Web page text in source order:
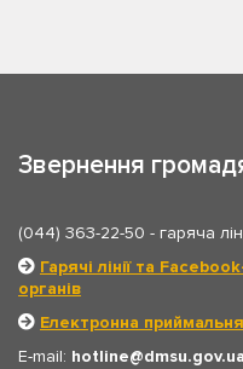
Звернення
(044) 363-22-50 - гаряча
Гарячі лінії та
органів
Електронна приймальня
E-mail: hotline
dmsu.gov.ua